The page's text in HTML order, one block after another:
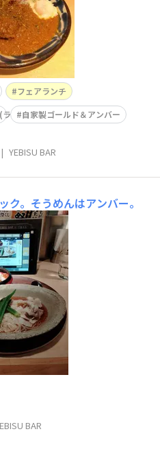
フェアランチ
ライス抜き)
自家製ゴールド＆アンバー
| YEBISU BAR
ク。そうめんはアンバー。
BAR